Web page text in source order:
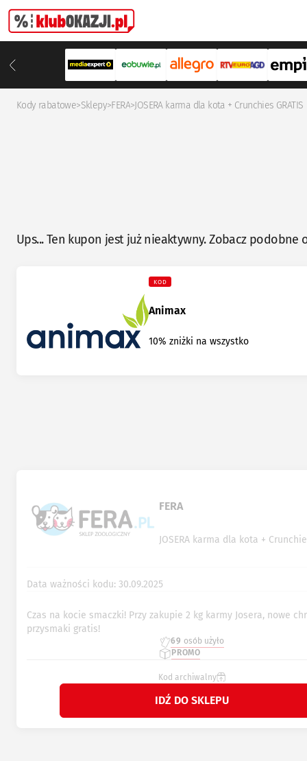
Kody rabatowe>Sklepy>FERA>JOSERA karma dla kota + Crunchies GRATIS
Ups... Ten kupon jest już nieaktywny. Zobacz podobne
KOD
Animax
10% zniżki na wszystko
FERA
JOSERA karma dla kota +
Data ważności kodu: 30.09.2025
69 osób użyło
PROMO
Kod archiwalny
IDŹ DO SKLEPU
Czas na kocie smaczki! Przy zakupie 2 kg karmy Josera, nowe
przysmaki gratis!